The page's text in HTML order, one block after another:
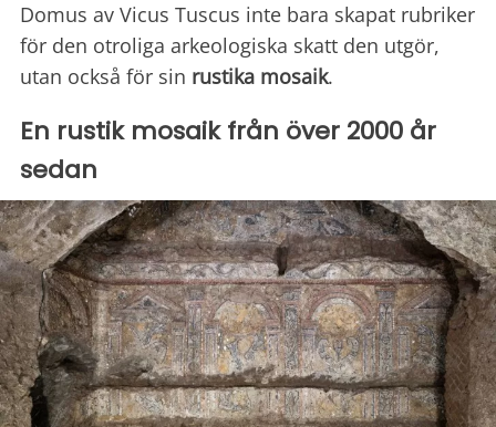
Domus av Vicus Tuscus inte bara skapat rubriker
för den otroliga arkeologiska skatt den utgör,
utan också för sin rustika mosaik.
En rustik mosaik från över 2000 år
sedan